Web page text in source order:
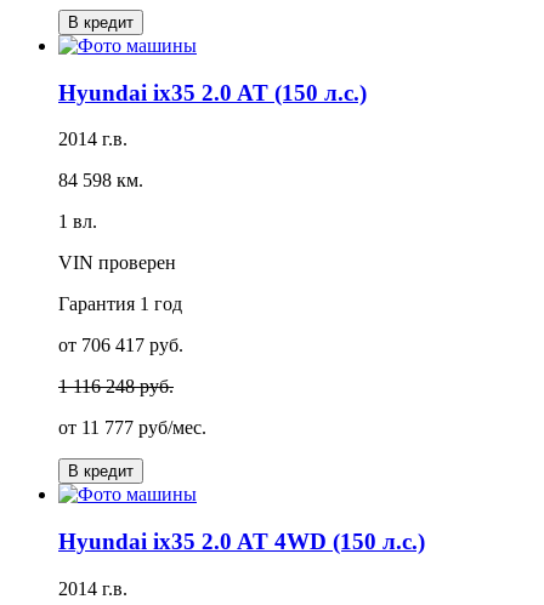
В кредит
Hyundai ix35 2.0 AT (150 л.с.)
2014 г.в.
84 598 км.
1 вл.
VIN проверен
Гарантия 1 год
от 706 417 руб.
1 116 248 руб.
от 11 777 руб/мес.
В кредит
Hyundai ix35 2.0 AT 4WD (150 л.с.)
2014 г.в.